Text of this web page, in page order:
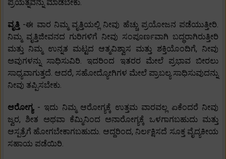
ಪ್ರಯತ್ನವನ್ನು ಮಾಡಬೇಕು.
ವೃತ್ತಿ -ಈ ವಾರ ನಿಮ್ಮ ವೃತ್ತಿಯಲ್ಲಿ ನೀವು ಹೆಚ್ಚು ಪ್ರಯೋಜನ ಪಡೆಯುತ್ತೀರಿ.
ನಿಮ್ಮ ವೃತ್ತಿಜೀವನದ ಗುರಿಗಳಿಗೆ ನೀವು ಸಂಪೂರ್ಣವಾಗಿ ಬದ್ಧರಾಗಿರುತ್ತೀರಿ
ಮತ್ತು ನಿಮ್ಮ ಉನ್ನತ ಮಟ್ಟದ ಆತ್ಮವಿಶ್ವಾಸ ಮತ್ತು ಶಕ್ತಿಯೊಂದಿಗೆ, ನೀವು
ಅವುಗಳನ್ನು ಸಾಧಿಸುವಿರಿ. ಇದರಿಂದ ಇತರರ ಮೇಲೆ ಪ್ರಭಾವ ಬೀರಲು
ಸಾಧ್ಯವಾಗುತ್ತದೆ. ಆದರೆ, ಸಹೋದ್ಯೋಗಿಗಳ ಮೇಲೆ ಪ್ರಾಬಲ್ಯ ಸಾಧಿಸುವುದನ್ನು
ನೀವು ತಪ್ಪಿಸಬೇಕು.
ಆರೋಗ್ಯ - ಇದು ನಿಮ್ಮ ಆರೋಗ್ಯಕ್ಕೆ ಉತ್ತಮ ವಾರವಲ್ಲ ಏಕೆಂದರೆ ನೀವು
ಜ್ವರ, ಶೀತ ಅಥವಾ ಕೆಮ್ಮಿನಿಂದ ಅನಾರೋಗ್ಯಕ್ಕೆ ಒಳಗಾಗಬಹುದು ಮತ್ತು
ಆಸ್ಪತ್ರೆಗೆ ಹೋಗಬೇಕಾಗಬಹುದು. ಆದ್ದರಿಂದ, ನಿರ್ಲಕ್ಷಿಸದೆ ಸೂಕ್ತ ವೈದ್ಯಕೀಯ
ಸಹಾಯ ಪಡೆಯಿರಿ.